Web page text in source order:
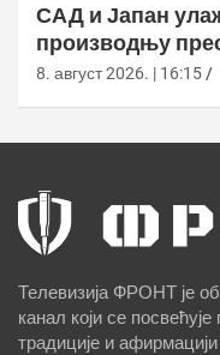
САД и Јапан
производњу
8. август 2026. | 16:15
Телевизија ФРОНТ је
канал који се
традиције и